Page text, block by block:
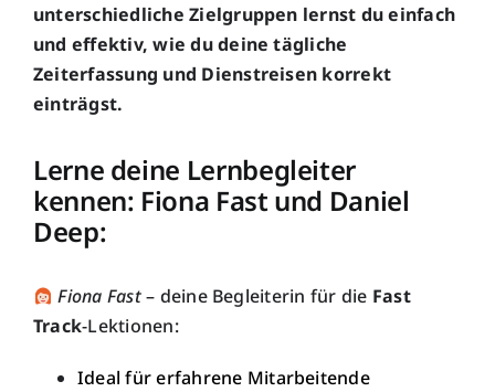
unterschiedliche Zielgruppen lernst du einfach
und effektiv, wie du deine tägliche
Zeiterfassung und Dienstreisen korrekt
einträgst.
Lerne deine Lernbegleiter
kennen: Fiona Fast und Daniel
Deep:
Fiona Fast– deine Begleiterin für die Fast
Track-Lektionen:
Ideal fürerfahrene Mitarbeitende